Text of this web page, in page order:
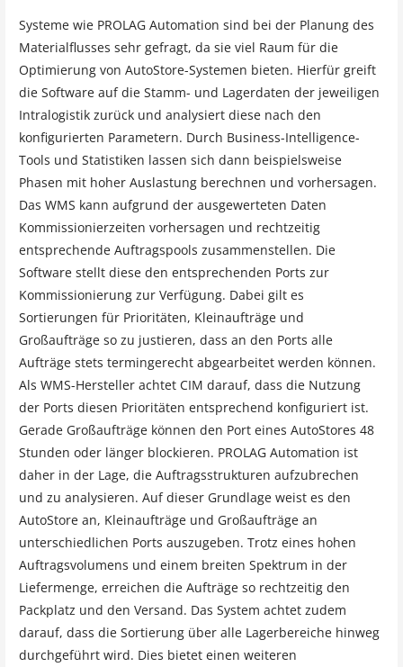
Systeme wie PROLAG Automation sind bei der Planung des
Materialflusses sehr gefragt, da sie viel Raum für die
Optimierung von AutoStore-Systemen bieten. Hierfür greift
die Software auf die Stamm- und Lagerdaten der jeweiligen
Intralogistik zurück und analysiert diese nach den
konfigurierten Parametern. Durch Business-Intelligence-
Tools und Statistiken lassen sich dann beispielsweise
Phasen mit hoher Auslastung berechnen und vorhersagen.
Das WMS kann aufgrund der ausgewerteten Daten
Kommissionierzeiten vorhersagen und rechtzeitig
entsprechende Auftragspools zusammenstellen. Die
Software stellt diese den entsprechenden Ports zur
Kommissionierung zur Verfügung. Dabei gilt es
Sortierungen für Prioritäten, Kleinaufträge und
Großaufträge so zu justieren, dass an den Ports alle
Aufträge stets termingerecht abgearbeitet werden können.
Als WMS-Hersteller achtet CIM darauf, dass die Nutzung
der Ports diesen Prioritäten entsprechend konfiguriert ist.
Gerade Großaufträge können den Port eines AutoStores 48
Stunden oder länger blockieren. PROLAG Automation ist
daher in der Lage, die Auftragsstrukturen aufzubrechen
und zu analysieren. Auf dieser Grundlage weist es den
AutoStore an, Kleinaufträge und Großaufträge an
unterschiedlichen Ports auszugeben. Trotz eines hohen
Auftragsvolumens und einem breiten Spektrum in der
Liefermenge, erreichen die Aufträge so rechtzeitig den
Packplatz und den Versand. Das System achtet zudem
darauf, dass die Sortierung über alle Lagerbereiche hinweg
durchgeführt wird. Dies bietet einen weiteren